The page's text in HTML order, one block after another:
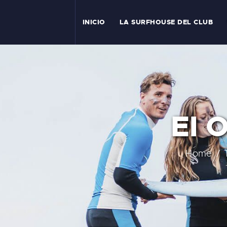
INICIO LA SURFHOUSE DEL CLUB
El
Home